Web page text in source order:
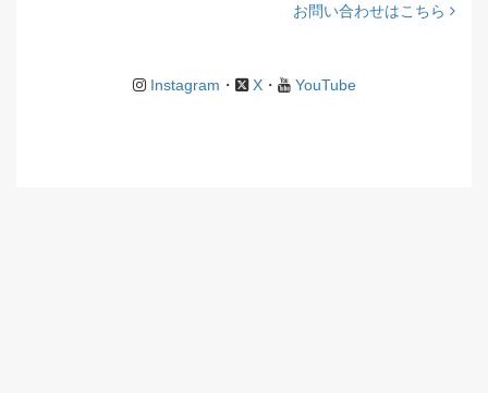
お問い合わせはこちら
Instagram ・ X・ YouTube